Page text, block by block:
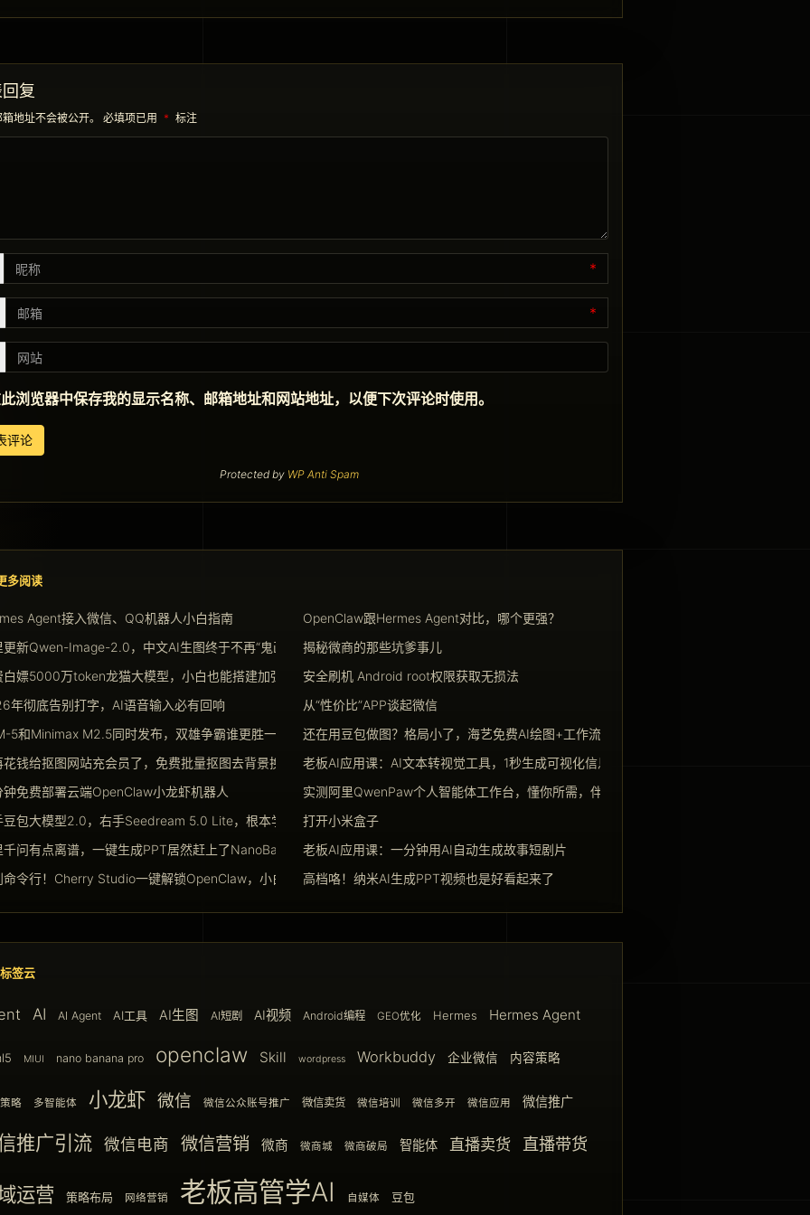
复
地址不会被公开。 必填项已用 * 标注
*
*
浏览器中保存我的显示名称、邮箱地址和网站地址，以便下次评论时使用。
Protected by WP Anti Spam
阅读
Agent接入微信、QQ机器人小白指南
更新Qwen-Image-2.0，中文AI生图终于不再“鬼画符”
白嫖5000万token龙猫大模型，小白也能搭建加强版Openclaw
年彻底告别打字，AI语音输入必有回响
5和Minimax M2.5同时发布，双雄争霸谁更胜一筹
花钱给抠图网站充会员了，免费批量抠图去背景换背景神器请收好
钟免费部署云端OpenClaw小龙虾机器人
豆包大模型2.0，右手Seedream 5.0 Lite，根本学不完
千问有点离谱，一键生成PPT居然赶上了NanoBanana Pro
命令行！Cherry Studio一键解锁OpenClaw，小白也能玩转Agent
OpenClaw跟Hermes Agent对比，哪个更强？
揭秘微商的那些坑爹事儿
安全刷机 Android root权限获取无损法
从“性价比”APP谈起微信
还在用豆包做图？格局小了，海艺免费AI绘图+工作流更能打
老板AI应用课：AI文本转视觉工具，1秒生成可视化信息图
实测阿里QwenPaw个人智能体工作台，懂你所需，伴你左右
打开小米盒子
老板AI应用课：一分钟用AI自动生成故事短剧片
高档咯！纳米AI生成PPT视频也是好看起来了
签云
AI AI Agent AI工具 AI生图 AI短剧 AI视频 Android编程 GEO优化 Hermes Hermes Agent
MIUI nano banana pro openclaw Skill wordpress Workbuddy 企业微信 内容策略
略 多智能体 小龙虾 微信 微信公众账号推广 微信卖货 微信培训 微信多开 微信应用 微信推广
推广引流 微信电商 微信营销 微商 微商城 微商破局 智能体 直播卖货 直播带货
运营 策略布局 网络营销 老板高管学AI 自媒体 豆包